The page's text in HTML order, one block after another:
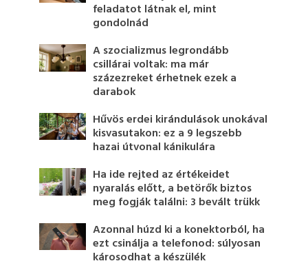
feladatot látnak el, mint
gondolnád
A szocializmus legrondább
csillárai voltak: ma már
százezreket érhetnek ezek a
darabok
Hűvös erdei kirándulások unokával
kisvasutakon: ez a 9 legszebb
hazai útvonal kánikulára
Ha ide rejted az értékeidet
nyaralás előtt, a betörők biztos
meg fogják találni: 3 bevált trükk
Azonnal húzd ki a konektorból, ha
ezt csinálja a telefonod: súlyosan
károsodhat a készülék